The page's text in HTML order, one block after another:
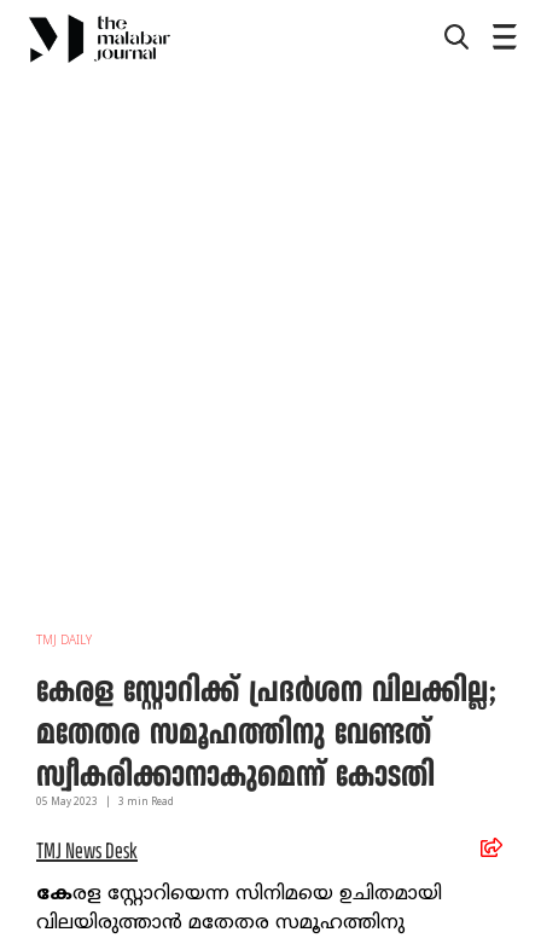
TMJ DAILY
കേരള സ്റ്റോറിക്ക് പ്രദര്‍ശന വിലക്കില്ല;
മതേതര സമൂഹത്തിനു വേണ്ടത്
സ്വീകരിക്കാനാകുമെന്ന് കോടതി
05 May 2023 3 min Read
TMJ News Desk
കേരള സ്റ്റോറിയെന്ന സിനിമയെ ഉചിതമായി
വിലയിരുത്താന്‍ മതേതര സമൂഹത്തിനു